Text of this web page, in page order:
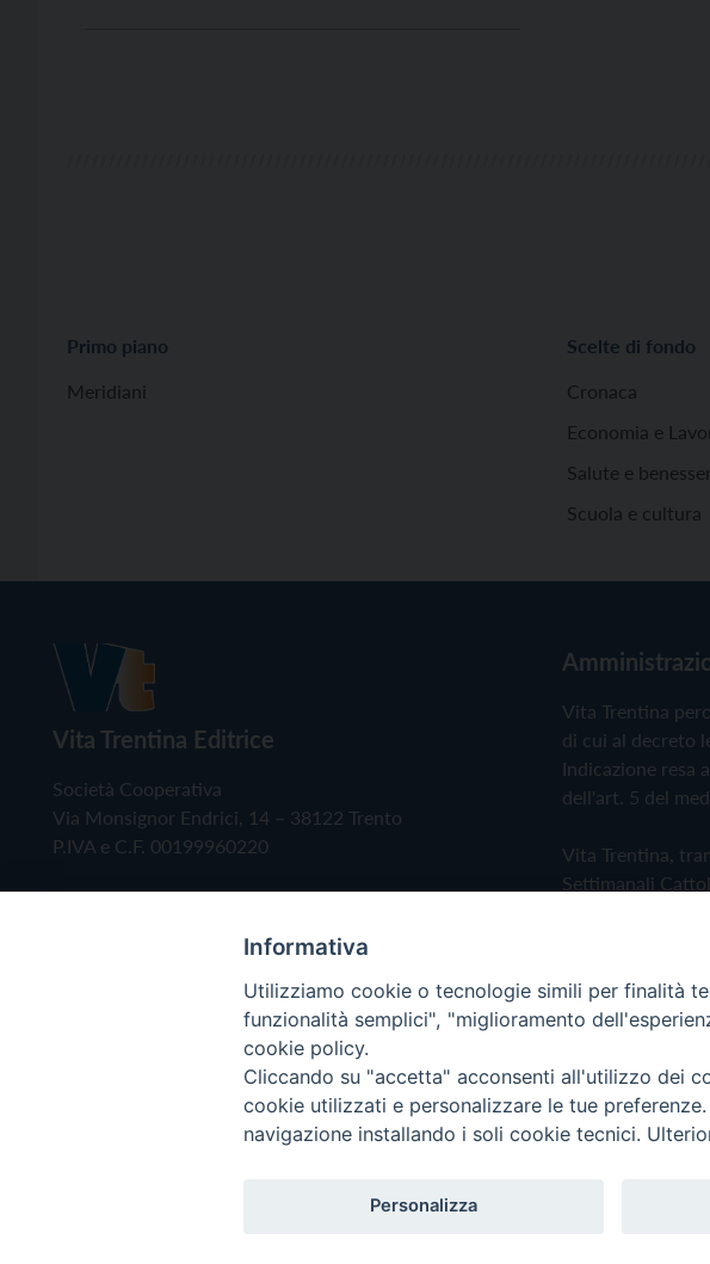
Primo piano
Meridiani
Scelte di fondo
Cronaca
Economia e
Salute e
Scuola e cultura
Vita Trentina Editrice
Società Cooperativa
Via Monsignor Endrici, 14 – 38122 Trento
P.IVA e C.F. 00199960220
Vita Trentina
di cui al decreto
Indicazione resa
dell'art. 5 del
Vita Trentina,
Settimanali
Privacy Policy
Copyright © 2019 - Tutti i diritti riservati - Vita Trentina Editrice
Informativa
Utilizziamo cookie o tecnologie simili per finalità
funzionalità semplici", "miglioramento
cookie policy.
Cliccando su "accetta" acconsenti all'utilizzo dei
cookie utilizzati e personalizzare le tue
navigazione installando i soli cookie tecnici.
Personalizza